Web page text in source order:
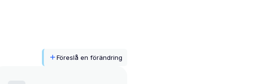
Föreslå en förändring